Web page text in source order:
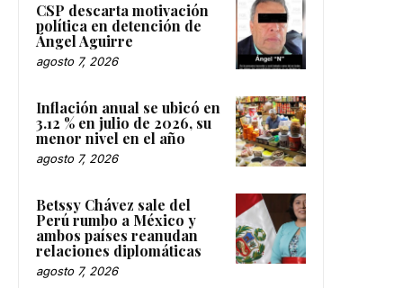
CSP descarta motivación
política en detención de
Ángel Aguirre
agosto 7, 2026
Inflación anual se ubicó en
3.12 % en julio de 2026, su
menor nivel en el año
agosto 7, 2026
Betssy Chávez sale del
Perú rumbo a México y
ambos países reanudan
relaciones diplomáticas
agosto 7, 2026